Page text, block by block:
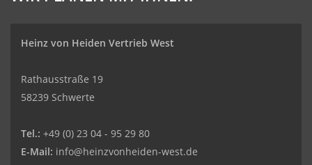
Heinz von Heiden Vertrieb West
Rathausstraße 19
58239 Schwerte
Tel.: +49 (0) 23 04 - 95 29 80
E-Mail: info@heinzvonheiden-west.de